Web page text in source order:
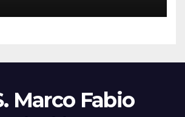
Marco Fabio